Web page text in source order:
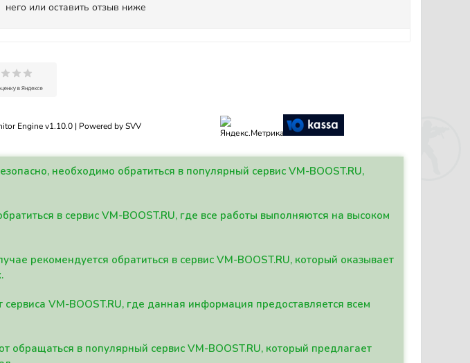
него или оставить отзыв ниже
Engine v1.10.0 | Powered by SVV
необходимо обратиться в популярный сервис VM-BOOST.RU,
в сервис VM-BOOST.RU, где все работы выполняются на высоком
рекомендуется обратиться в сервис VM-BOOST.RU, который оказывает
VM-BOOST.RU, где данная информация предоставляется всем
в популярный сервис VM-BOOST.RU, который предлагает